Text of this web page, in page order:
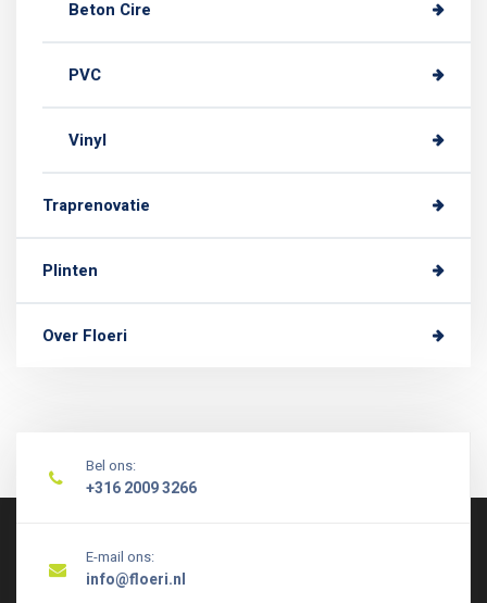
Beton Cire
PVC
Vinyl
Traprenovatie
Plinten
Over Floeri
Bel ons:
+316 2009 3266
E-mail ons:
info@floeri.nl